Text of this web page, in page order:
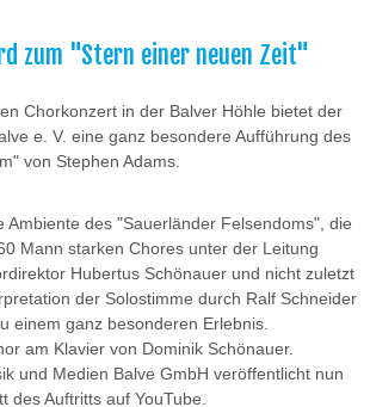
zum "Stern einer neuen Zeit"
Chorkonzert in der Balver Höhle bietet der
e. V. eine ganz besondere Aufführung des
von Stephen Adams.
Ambiente des "Sauerländer Felsendoms", die
Mann starken Chores unter der Leitung
Hubertus Schönauer und nicht zuletzt
der Solostimme durch Ralf Schneider
einem ganz besonderen Erlebnis.
am Klavier von Dominik Schönauer.
und Medien Balve GmbH veröffentlicht nun
des Auftritts auf YouTube.